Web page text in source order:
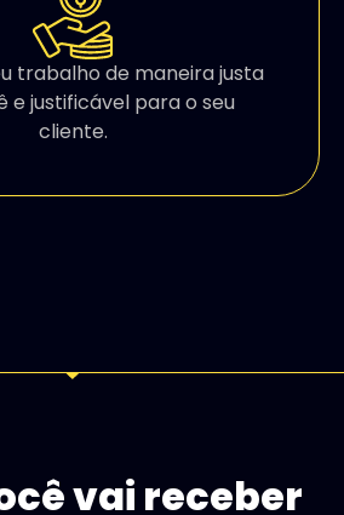
trabalho de maneira justa
e justificável para o seu
cliente.
vai receber